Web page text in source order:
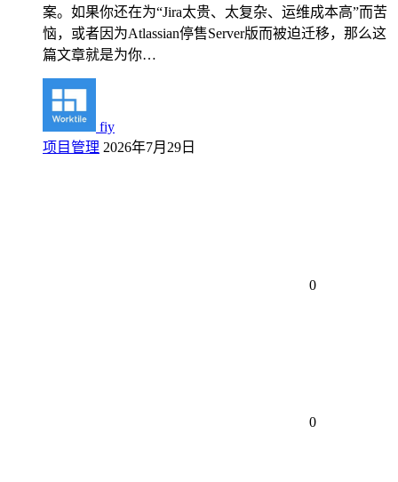
案。如果你还在为“Jira太贵、太复杂、运维成本高”而苦
恼，或者因为Atlassian停售Server版而被迫迁移，那么这
篇文章就是为你…
fiy
项目管理 2026年7月29日
0
0